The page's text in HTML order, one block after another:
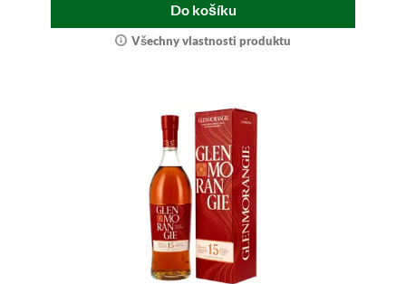
Do košíku
Všechny vlastnosti produktu